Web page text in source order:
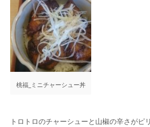
桃福_ミニチャーシュー丼
トロトロのチャーシューと山椒の辛さがピ